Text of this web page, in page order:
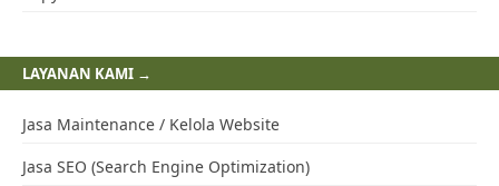
ARTIKEL POPULER MINGGU INI →
Apa itu Hipotek? Jenis, Cara Kerja, & Contoh
Cara Setting Switch Routerboard Mikrotik RB750